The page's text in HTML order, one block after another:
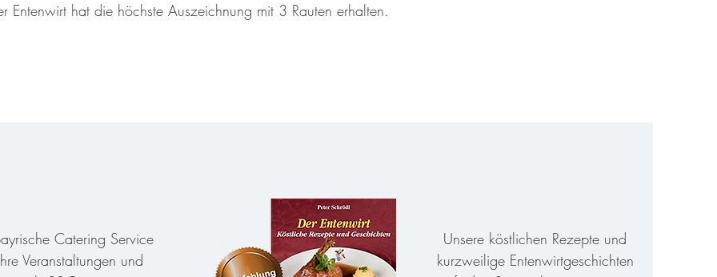
Entenwirt hat die höchste Auszeichnung mit 3 Rauten erhalten.
Catering Service
Veranstaltungen und
Unsere köstlichen Rezepte und
kurzweilige Entenwirtgeschichten